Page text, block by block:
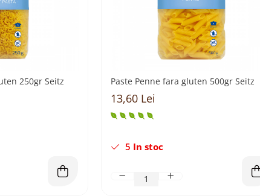
250gr Seitz Paste Penne fara gluten 500gr Seitz
13,60 Lei
5 In stoc